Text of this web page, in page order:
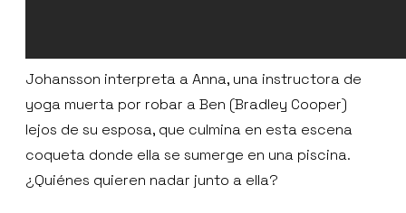
Johansson interpreta a Anna, una instructora de
yoga muerta por robar a Ben (Bradley Cooper)
lejos de su esposa, que culmina en esta escena
coqueta donde ella se sumerge en una piscina.
¿Quiénes quieren nadar junto a ella?